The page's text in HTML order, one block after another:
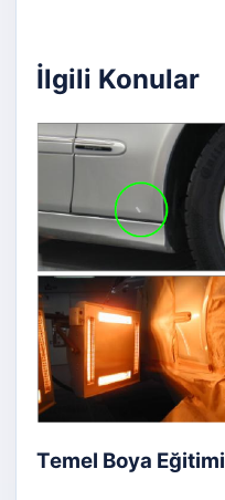
İlgili Konular
Temel Boya Eğitimi